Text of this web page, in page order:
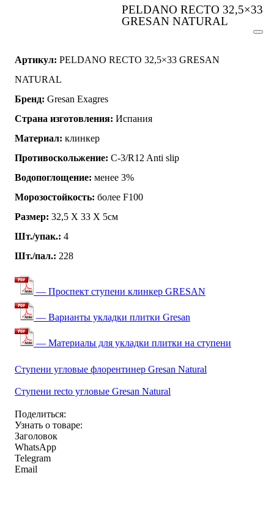
PELDANO RECTO 32,5×33
GRESAN NATURAL
Артикул: PELDANO RECTO 32,5×33 GRESAN
NATURAL
Бренд: Gresan Exagres
Страна изготовления: Испания
Материал: клинкер
Противоскольжение: C-3/R12 Anti slip
Водопоглощение: менее 3%
Морозостойкость: более F100
Размер: 32,5 Х 33 Х 5см
Шт./упак.: 4
Шт./пал.: 228
— Проспект ступени клинкер GRESAN
— Варианты укладки плитки Gresan
— Материалы для укладки плитки на ступени
Ступени угловые флорентинер Gresan Natural
Ступени recto угловые Gresan Natural
Поделиться:
Узнать о товаре:
Заголовок
WhatsApp
Telegram
Email